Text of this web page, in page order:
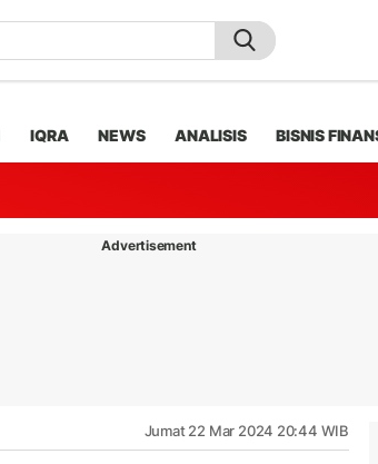
IQRA NEWS ANALISIS BISNIS
Advertisement
Jumat 22 Mar 2024 20:44 WIB